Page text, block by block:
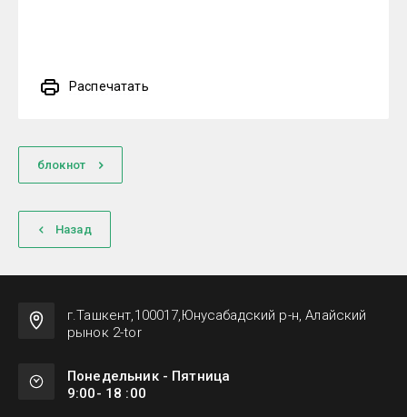
Распечатать
блокнот
Назад
г.Ташкент,100017,Юнусабадский р-н, Алайский
рынок 2-tor
Понедельник - Пятница
9:00- 18 :00